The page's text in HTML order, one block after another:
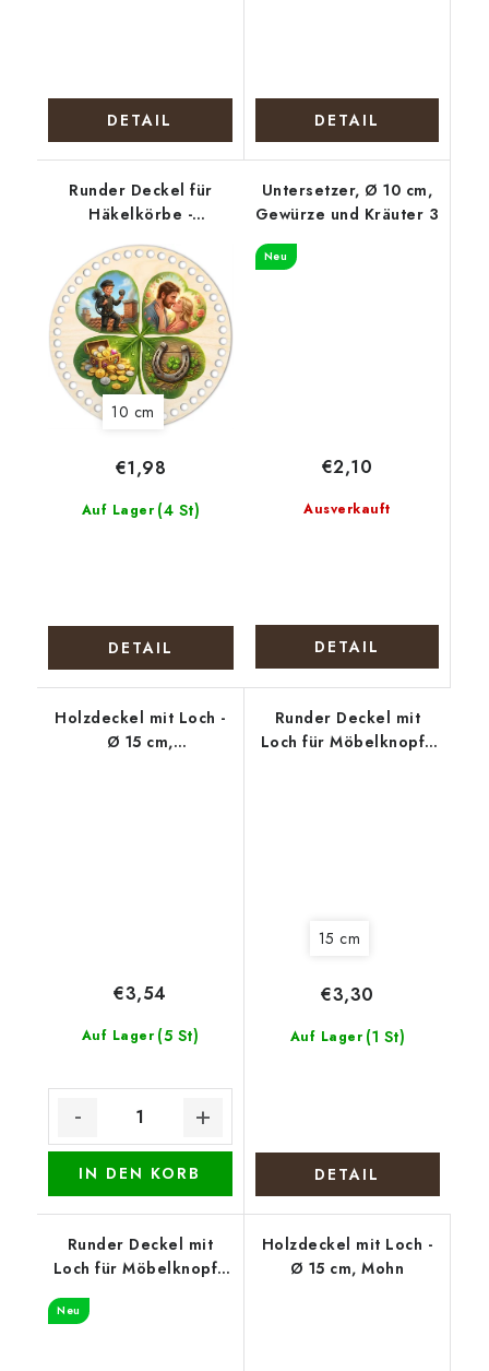
DETAIL DETAIL
Runder Deckel für
Häkelkörbe -
Kleeblatt für Glück
10 cm
Auf Lager (4 St)
€1,98
DETAIL
Untersetzer, Ø 10 cm,
Gewürze und Kräuter 3
Neu
Ausverkauft
€2,10
DETAIL
Holzdeckel mit Loch -
Ø 15 cm,
Auf Lager (5 St)
€3,54
IN DEN KORB
Runder Deckel mit
Loch für Möbelknopf -
15 cm
Auf Lager (1 St)
€3,30
DETAIL
Runder Deckel mit
Loch für Möbelknopf -
Hundemeute
Neu
Holzdeckel mit Loch -
Ø 15 cm, Mohn